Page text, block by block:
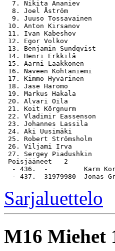
7. Nikita Ananiev
8. Joel Åström
9. Juuso Tossavainen
10. Anton Kirsanov
11. Ivan Kabeshov
12. Egor Volkov
13. Benjamin
14. Henri Erkkilä
15. Aarni Laakkonen
16. Naveen Kohtaniemi
17. Kimmo Hyvärinen
18. Jase Haromo
19. Markus Hakala
20. Alvari Oila
21. Koit Kõrgnurm
22. Vladimir
23. Johannes Lassila
24. Aki Uusimäki
25. Robert Strömsholm
26. Viljami Irva
27. Sergey
Poisjääneet   2
- 436.  -         Karm
Sarjaluettelo
M16 Miehet